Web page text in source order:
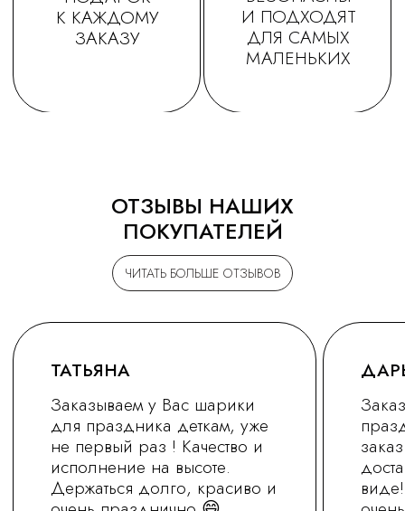
ЧИТАТЬ БОЛЬШЕ ОТЗЫВОВ
ОТЗЫВЫ НАШИХ
ПОКУПАТЕЛЕЙ
vred01@list.ru
+7 (930) 255-77-11